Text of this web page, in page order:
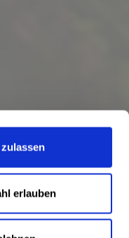
erlauben